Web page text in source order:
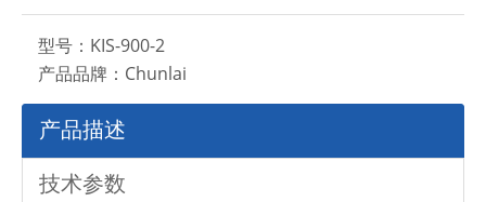
型号： KIS-900-2
产品品牌： Chunlai
产品描述
技术参数